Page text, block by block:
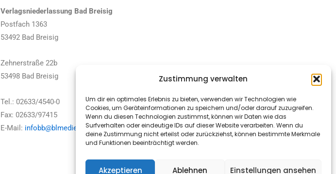
Zustimmung verwalten
Um dir ein optimales Erlebnis zu bieten, verwenden wir Technologien wie
Cookies, um Geräteinformationen zu speichern und/oder darauf zuzugreifen.
Wenn du diesen Technologien zustimmst, können wir Daten wie das
Surfverhalten oder eindeutige IDs auf dieser Website verarbeiten. Wenn du
deine Zustimmung nicht erteilst oder zurückziehst, können bestimmte Merkmale
und Funktionen beeinträchtigt werden.
Akzeptieren Ablehnen Einstellungen ansehen
Verlagsniederlassung Bad Breisig
Postfach 1363
53492 Bad Breisig
Zehnerstraße 22b
53498 Bad Breisig
Tel.: 02633/4540-0
Fax: 02633/97415
E-Mail: infobb@blmedien.de